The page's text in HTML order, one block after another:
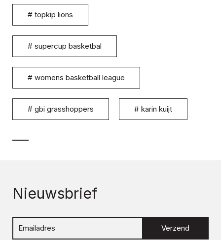
# topkip lions
# supercup basketbal
# womens basketball league
# gbi grasshoppers # karin kuijt
Nieuwsbrief
Verzend